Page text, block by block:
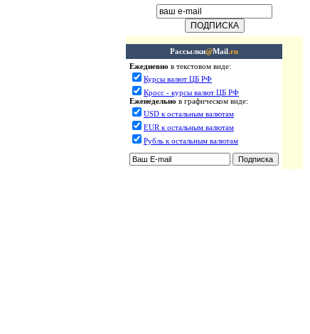
Рассылки@Mail.ru
Ежедневно в текстовом виде:
Курсы валют ЦБ РФ
Кросс - курсы валют ЦБ РФ
Еженедельно в графическом виде:
USD к остальным валютам
EUR к остальным валютам
Рубль к остальным валютам